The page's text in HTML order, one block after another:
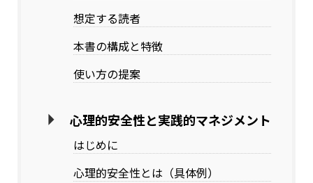
想定する読者
本書の構成と特徴
使い方の提案
心理的安全性と実践的マネジメント
はじめに
心理的安全性とは（具体例）